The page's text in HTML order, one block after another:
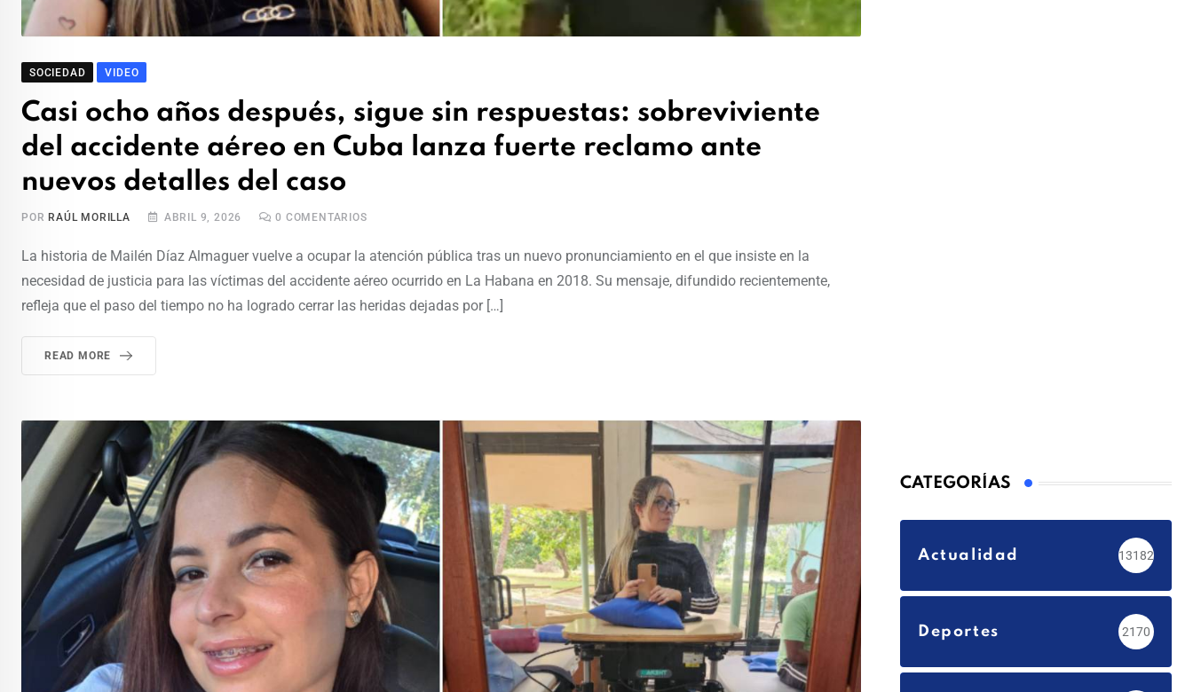
SOCIEDAD VIDEO
Casi ocho años después, sigue sin respuestas: sobreviviente
del accidente aéreo en Cuba lanza fuerte reclamo ante
nuevos detalles del caso
POR RAÚL MORILLA ABRIL 9, 2026 0 COMENTARIOS
La historia de Mailén Díaz Almaguer vuelve a ocupar la atención pública tras un nuevo pronunciamiento en el que insiste en la
necesidad de justicia para las víctimas del accidente aéreo ocurrido en La Habana en 2018. Su mensaje, difundido recientemente,
refleja que el paso del tiempo no ha logrado cerrar las heridas dejadas por […]
READ MORE
CATEGORÍAS
Actualidad 13182
Deportes 2170